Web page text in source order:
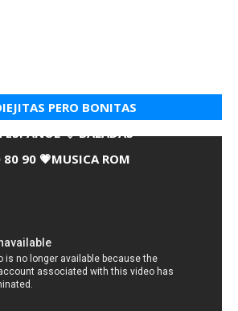
PERO BONITAS
💘 BALADAS
90 💗MUSICA ROM